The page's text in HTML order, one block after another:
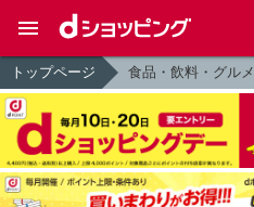
トップページ 食品・飲料・グルメ